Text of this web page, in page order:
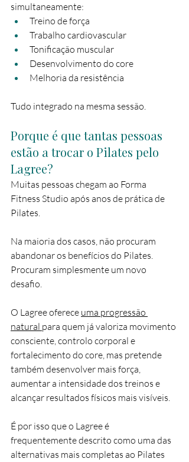
simultaneamente:
Treino de força
Trabalho cardiovascular
Tonificação muscular
Desenvolvimento do core
Melhoria da resistência
Tudo integrado na mesma sessão.
Porque é que tantas pessoas
estão a trocar o Pilates pelo
Lagree?
Muitas pessoas chegam ao Forma
Fitness Studio após anos de prática de
Pilates.
Na maioria dos casos, não procuram
abandonar os benefícios do Pilates.
Procuram simplesmente um novo
desafio.
O Lagree oferece uma progressão
natural para quem já valoriza movimento
consciente, controlo corporal e
fortalecimento do core, mas pretende
também desenvolver mais força,
aumentar a intensidade dos treinos e
alcançar resultados físicos mais visíveis.
É por isso que o Lagree é
frequentemente descrito como uma das
alternativas mais completas ao Pilates